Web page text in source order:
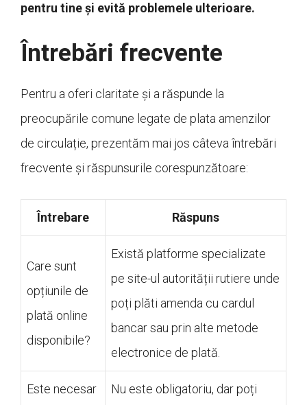
pentru tine și evită problemele ulterioare.
Întrebări frecvente
Pentru a oferi claritate și a răspunde la
preocupările comune legate de plata amenzilor
de circulație, prezentăm mai jos câteva întrebări
frecvente și răspunsurile corespunzătoare:
Întrebare Răspuns
Care sunt
opțiunile de
plată online
disponibile?
Există platforme specializate
pe site-ul autorității rutiere unde
poți plăti amenda cu cardul
bancar sau prin alte metode
electronice de plată.
Este necesar
Nu este obligatoriu, dar poți